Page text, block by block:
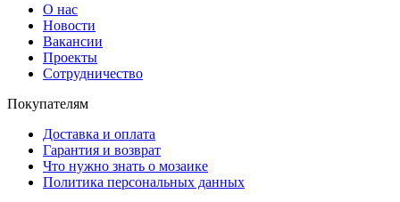
О нас
Новости
Вакансии
Проекты
Сотрудничество
Покупателям
Доставка и оплата
Гарантия и возврат
Что нужно знать о мозаике
Политика персональных данных